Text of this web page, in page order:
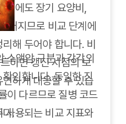
에도 장기 요양비,
어지므로 비교 단계에
해 두어야 합니다. 비
하면 갱신 시점의 보
하게 대응할 수 있습
소액암 구분과 각각의
인합니다. 동일한 진
이 다르므로 질병 코드
다.
사용되는 비교 지표와